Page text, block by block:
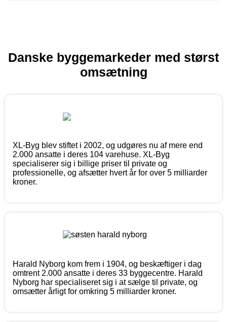
Danske byggemarkeder med størst
omsætning
XL-Byg blev stiftet i 2002, og udgøres nu af mere end
2.000 ansatte i deres 104 varehuse. XL-Byg
specialiserer sig i billige priser til private og
professionelle, og afsætter hvert år for over 5 milliarder
kroner.
Harald Nyborg kom frem i 1904, og beskæftiger i dag
omtrent 2.000 ansatte i deres 33 byggecentre. Harald
Nyborg har specialiseret sig i at sælge til private, og
omsætter årligt for omkring 5 milliarder kroner.